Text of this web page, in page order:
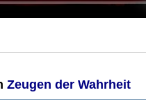
Zeugen der Wahrheit